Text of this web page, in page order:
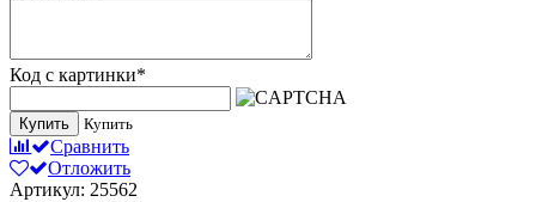
Код с картинки*
Купить Купить
Сравнить
Отложить
Артикул: 25562